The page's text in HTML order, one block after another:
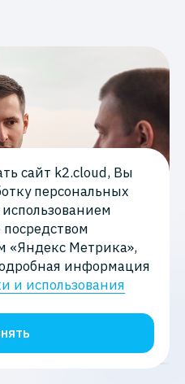
сайт k2.cloud, Вы
персональных
«Яндекс Метрика»,
информация
и использования